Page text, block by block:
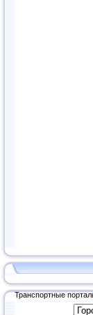
Транспортные